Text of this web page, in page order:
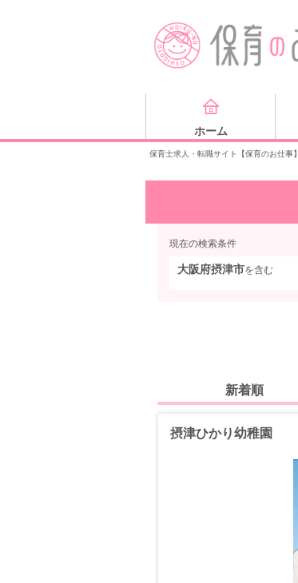
ホーム
保育士求人・転職サイト【保育のお仕事】
現在の検索条件
大阪府摂津市を含む
新着順
摂津ひかり幼稚園